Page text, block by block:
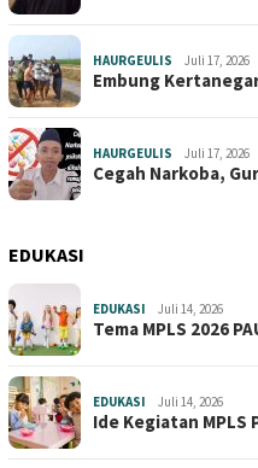
HAURGEULIS Juli 17, 2026
Embung
HAURGEULIS Juli 17, 2026
Cegah Narkoba,
EDUKASI
EDUKASI Juli 14, 2026
Tema MPLS 2026
EDUKASI Juli 14, 2026
Ide Kegiatan MPLS